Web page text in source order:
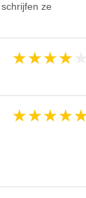
ze
★★★★
★★★★